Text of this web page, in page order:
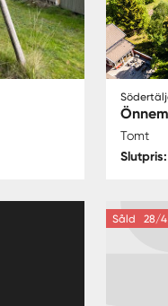
Tomt
Såld 28/4